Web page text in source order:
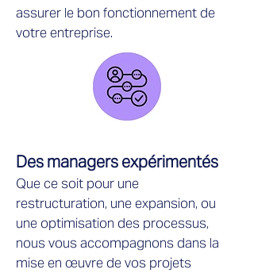
assurer le bon fonctionnement de
votre entreprise.
Des managers expérimentés
Que ce soit pour une
restructuration, une expansion, ou
une optimisation des processus,
nous vous accompagnons dans la
mise en œuvre de vos projets